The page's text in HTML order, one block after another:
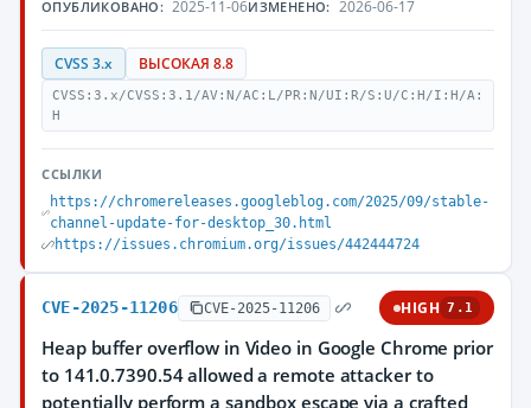
ОПУБЛИКОВАНО: 2025-11-06ИЗМЕНЕНО: 2026-06-17
CVSS 3.x ВЫСОКАЯ 8.8
CVSS:3.x/CVSS:3.1/AV:N/AC:L/PR:N/UI:R/S:U/C:H/I:H/A:
H
ССЫЛКИ
https://chromereleases.googleblog.com/2025/09/stable-
channel-update-for-desktop_30.html
https://issues.chromium.org/issues/442444724
CVE-2025-11206 CVE-2025-11206 HIGH 7.1
Heap buffer overflow in Video in Google Chrome prior
to 141.0.7390.54 allowed a remote attacker to
potentially perform a sandbox escape via a crafted